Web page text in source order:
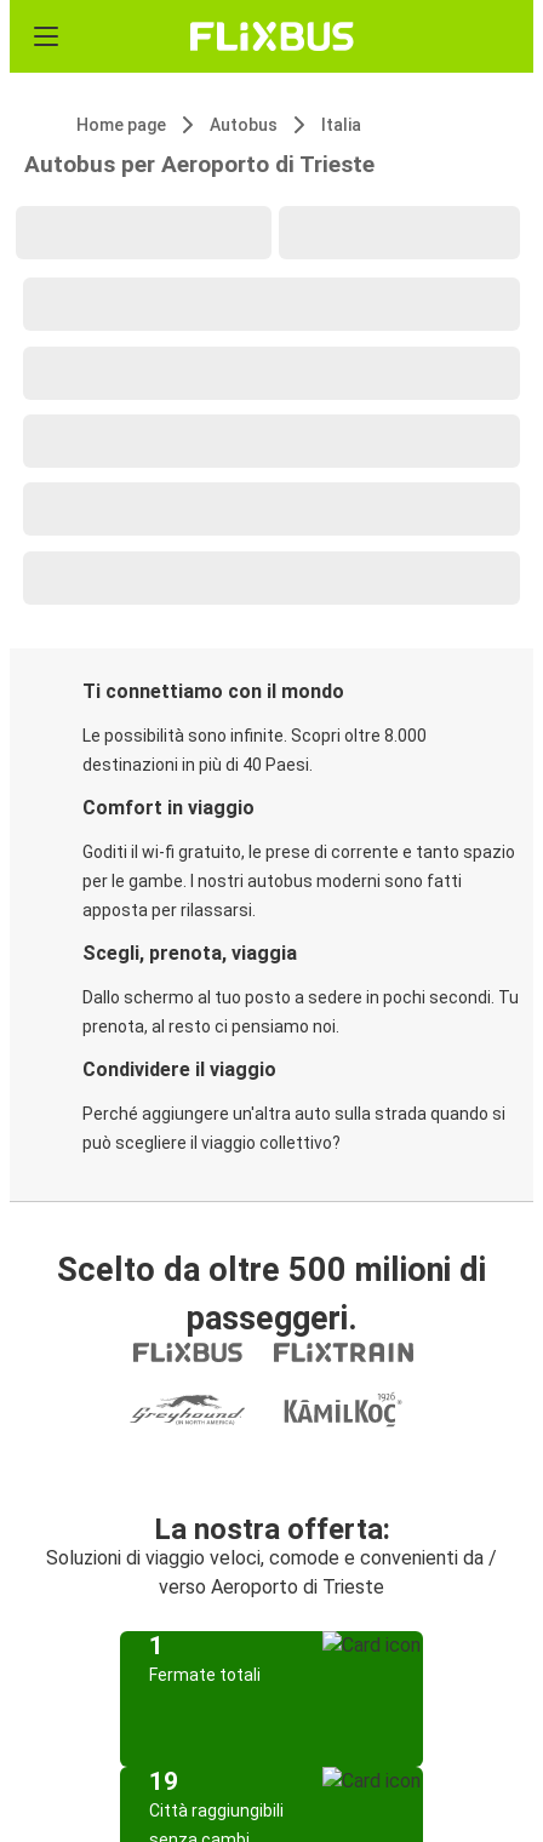
Home page Autobus Italia
Autobus per Aeroporto di Trieste
Ti connettiamo con il mondo
Le possibilità sono infinite. Scopri oltre 8.000
destinazioni in più di 40 Paesi.
Comfort in viaggio
Goditi il wi-fi gratuito, le prese di corrente e tanto spazio
per le gambe. I nostri autobus moderni sono fatti
apposta per rilassarsi.
Scegli, prenota, viaggia
Dallo schermo al tuo posto a sedere in pochi secondi. Tu
prenota, al resto ci pensiamo noi.
Condividere il viaggio
Perché aggiungere un'altra auto sulla strada quando si
può scegliere il viaggio collettivo?
Scelto da oltre 500 milioni di
passeggeri.
La nostra offerta:
Soluzioni di viaggio veloci, comode e convenienti da /
verso Aeroporto di Trieste
1
Fermate totali
19
Città raggiungibili